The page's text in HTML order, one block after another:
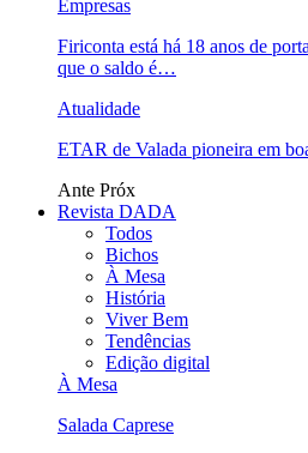
Empresas
Firiconta está há 18 anos de
que o saldo é…
Atualidade
ETAR de Valada pioneira em
Ante Próx
Revista DADA
Todos
Bichos
À Mesa
História
Viver Bem
Tendências
Edição digital
À Mesa
Salada Caprese